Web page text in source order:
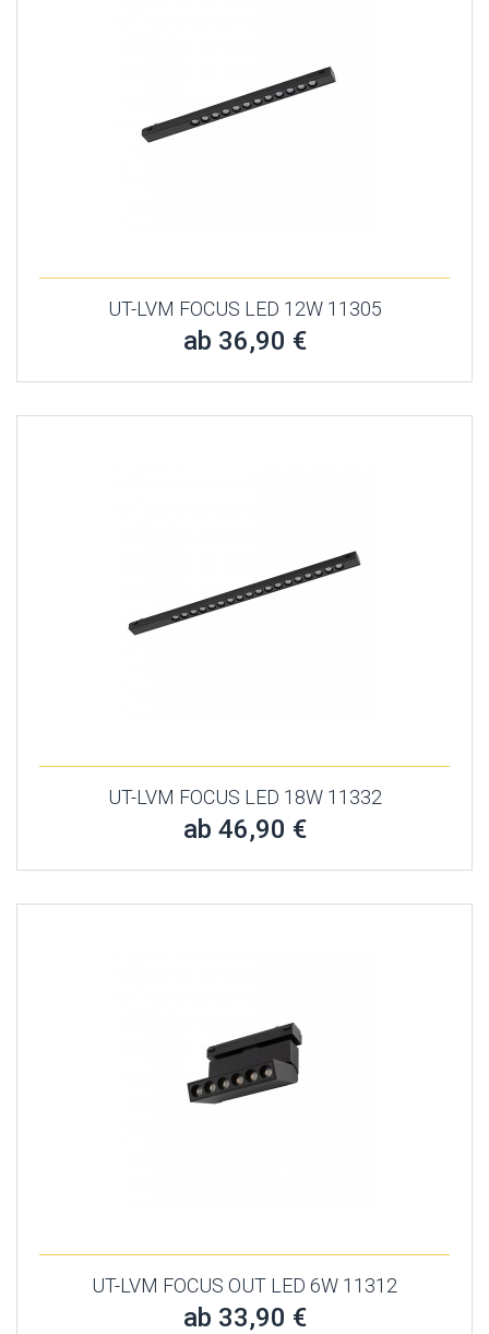
UT-LVM FOCUS LED 12W 11305
ab 36,90 €
UT-LVM FOCUS LED 18W 11332
ab 46,90 €
UT-LVM FOCUS OUT LED 6W 11312
ab 33,90 €